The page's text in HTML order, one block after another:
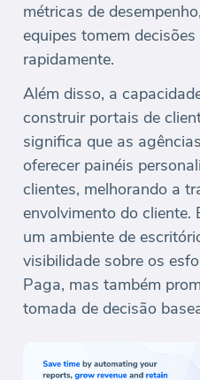
métricas de
equipes tomem
rapidamente.
Além disso, a
construir portais de
significa que as
oferecer painéis
clientes, melhorando a
envolvimento do cliente.
um ambiente de
visibilidade sobre os
Paga, mas também
tomada de decisão